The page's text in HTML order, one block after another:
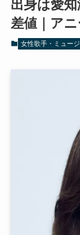
出身は愛
差値｜ア
女性歌手・ミュー